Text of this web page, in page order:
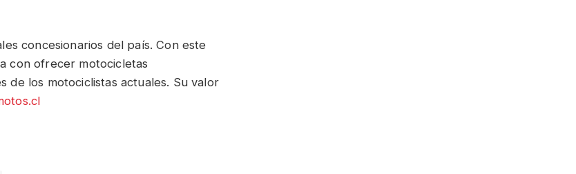
concesionarios del país. Con este
con ofrecer motocicletas
de los motociclistas actuales. Su valor